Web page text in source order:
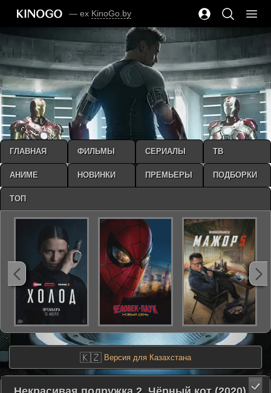
— ex KinoGo.by
🇰🇿 Версия для Казахстана
ГЛАВНАЯ ФИЛЬМЫ СЕРИАЛЫ ТВ
АНИМЕ НОВИНКИ ПРЕМЬЕРЫ ПОДБОРКИ
ТОП